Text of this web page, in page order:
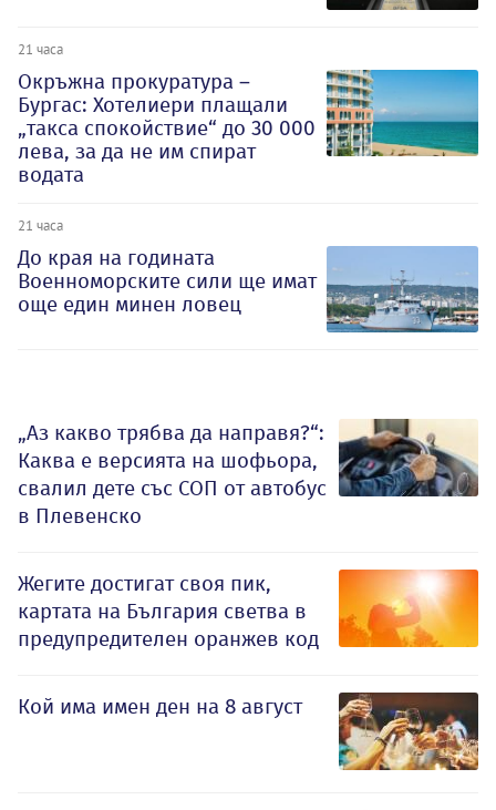
21 часа
Окръжна прокуратура –
Бургас: Хотелиери плащали
„такса спокойствие“ до 30 000
лева, за да не им спират
водата
21 часа
До края на годината
Военноморските сили ще имат
още един минен ловец
„Аз какво трябва да направя?“:
Каква е версията на шофьора,
свалил дете със СОП от автобус
в Плевенско
Жегите достигат своя пик,
картата на България светва в
предупредителен оранжев код
Кой има имен ден на 8 август